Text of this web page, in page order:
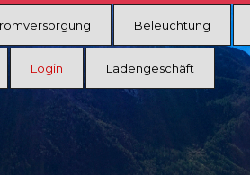
Beleuchtung
Login Ladengeschäft